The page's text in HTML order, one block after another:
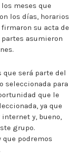
meses que
los días, horarios
su acta de
partes asumieron
que será parte del
seleccionada para
que le
ya que
y, bueno,
grupo.
que podremos